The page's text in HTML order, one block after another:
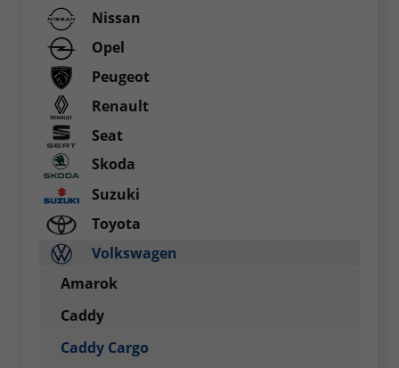
Nissan
Opel
Peugeot
Renault
Seat
Skoda
Suzuki
Toyota
Volkswagen
Amarok
Caddy
Caddy Cargo